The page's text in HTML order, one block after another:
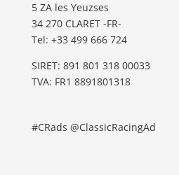
5 ZA les Yeuzses
34 270 CLARET -FR-
Tel: ‭+33 499 666 724‬
SIRET: 891 801 318 00033
TVA: FR1 8891801318
#CRads @ClassicRacingAd